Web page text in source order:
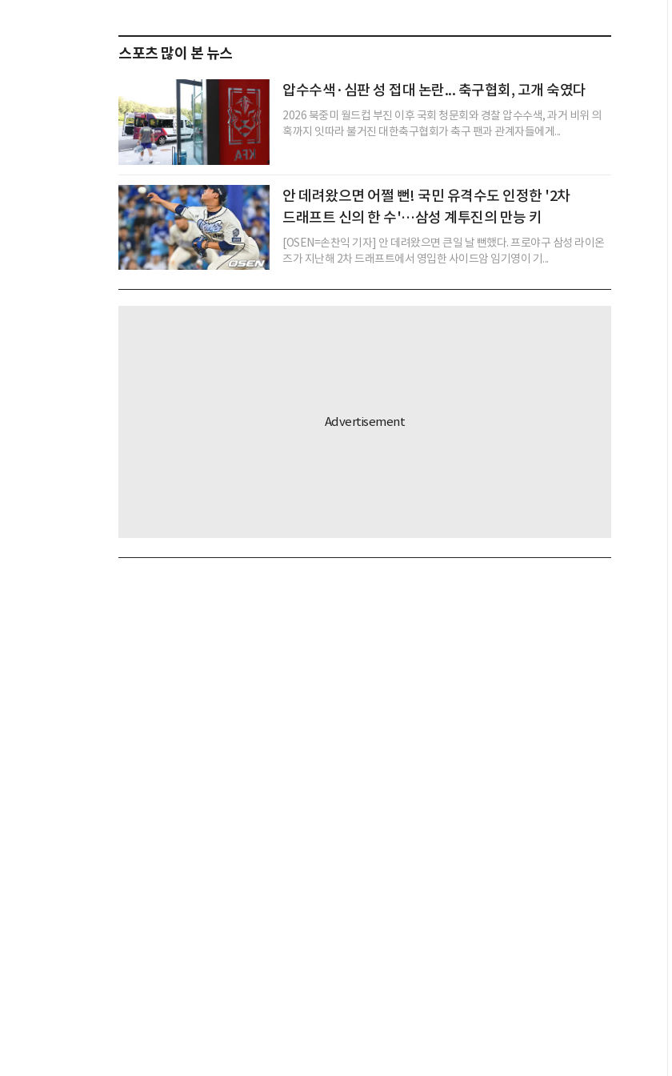
스포츠 많이 본 뉴스
압수수색·심판 성 접대 논란... 축구협회, 고개 숙였다
2026 북중미 월드컵 부진 이후 국회 청문회와 경찰 압수수색, 과거 비위 의
혹까지 잇따라 불거진 대한축구협회가 축구 팬과 관계자들에게...
안 데려왔으면 어쩔 뻔! 국민 유격수도 인정한 '2차
드래프트 신의 한 수'…삼성 계투진의 만능 키
[OSEN=손찬익 기자] 안 데려왔으면 큰일 날 뻔했다. 프로야구 삼성 라이온
즈가 지난해 2차 드래프트에서 영입한 사이드암 임기영이 기...